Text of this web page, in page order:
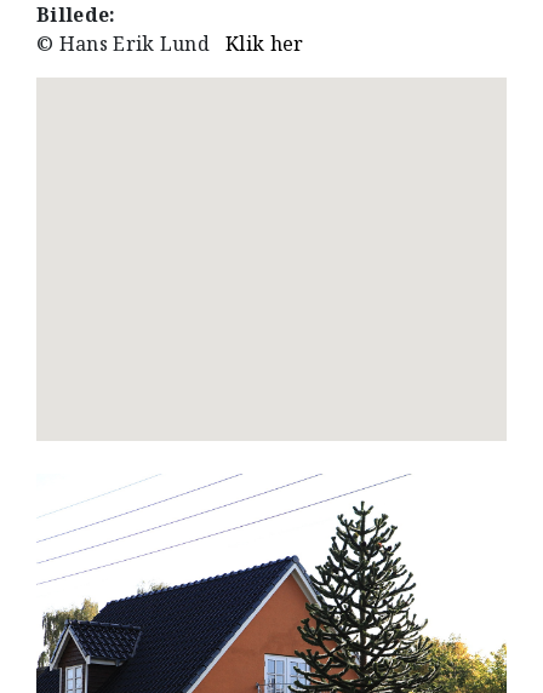
Billede:
© Hans Erik LundKlik her